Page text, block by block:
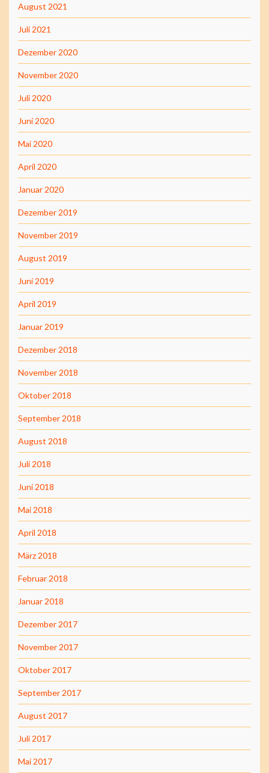
August 2021
Juli 2021
Dezember 2020
November 2020
Juli 2020
Juni 2020
Mai 2020
April 2020
Januar 2020
Dezember 2019
November 2019
August 2019
Juni 2019
April 2019
Januar 2019
Dezember 2018
November 2018
Oktober 2018
September 2018
August 2018
Juli 2018
Juni 2018
Mai 2018
April 2018
März 2018
Februar 2018
Januar 2018
Dezember 2017
November 2017
Oktober 2017
September 2017
August 2017
Juli 2017
Mai 2017